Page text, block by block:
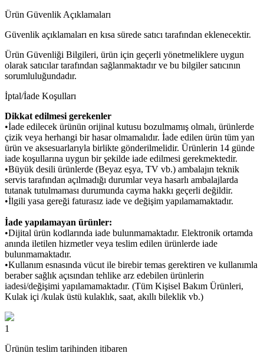
Ürün Güvenlik Açıklamaları
Güvenlik açıklamaları en kısa sürede satıcı tarafından eklenecektir.
Ürün Güvenliği Bilgileri, ürün için geçerli yönetmeliklere uygun
olarak satıcılar tarafından sağlanmaktadır ve bu bilgiler satıcının
sorumluluğundadır.
İptal/İade Koşulları
Dikkat edilmesi gerekenler
•İade edilecek ürünün orijinal kutusu bozulmamış olmalı, ürünlerde
çizik veya herhangi bir hasar olmamalıdır. İade edilen ürün tüm yan
ürün ve aksesuarlarıyla birlikte gönderilmelidir. Ürünlerin 14 günde
iade koşullarına uygun bir şekilde iade edilmesi gerekmektedir.
•Büyük desili ürünlerde (Beyaz eşya, TV vb.) ambalajın teknik
servis tarafından açılmadığı durumlar veya hasarlı ambalajlarda
tutanak tutulmaması durumunda cayma hakkı geçerli değildir.
•İlgili yasa gereği faturasız iade ve değişim yapılamamaktadır.
İade yapılamayan ürünler:
•Dijital ürün kodlarında iade bulunmamaktadır. Elektronik ortamda
anında iletilen hizmetler veya teslim edilen ürünlerde iade
bulunmamaktadır.
•Kullanım esnasında vücut ile birebir temas gerektiren ve kullanımla
beraber sağlık açısından tehlike arz edebilen ürünlerin
iadesi/değişimi yapılamamaktadır. (Tüm Kişisel Bakım Ürünleri,
Kulak içi /kulak üstü kulaklık, saat, akıllı bileklik vb.)
1
Ürünün teslim tarihinden itibaren